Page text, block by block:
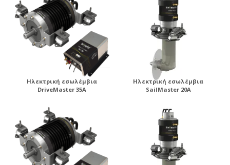
Ηλεκτρική εσωλέμβια
DriveMaster 35A
Ηλεκτρική εσωλέμβια
SailMaster 20A